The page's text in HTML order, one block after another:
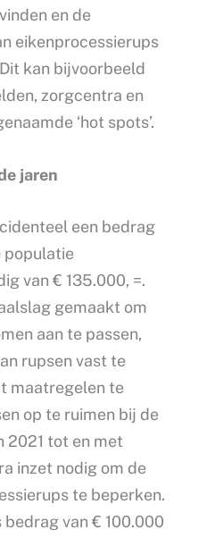
en de
eikenprocessierups
kan bijvoorbeeld
zorgcentra en
‘hot spots’.
jaren
een bedrag
populatie
van € 135.000, =.
gemaakt om
aan te passen,
rupsen vast te
maatregelen te
op te ruimen bij de
2021 tot en met
inzet nodig om de
te beperken.
van € 100.000